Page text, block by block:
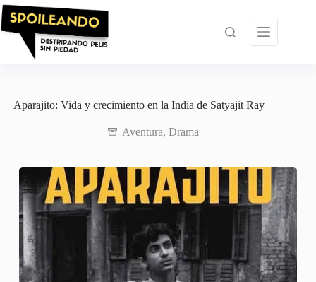
Saltar
al
contenido
Aparajito: Vida y crecimiento en la India de Satyajit Ray
Aventura, Drama